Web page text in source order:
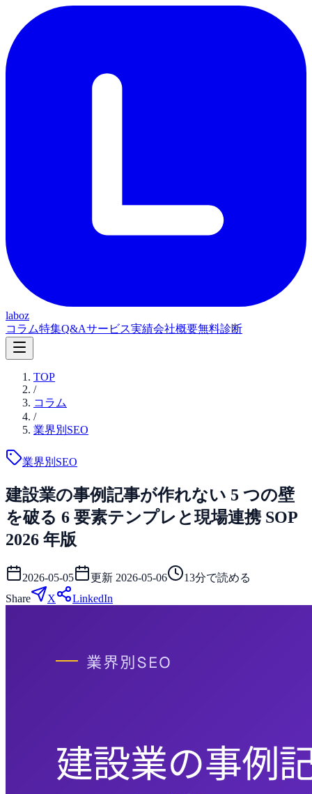
laboz
コラム特集Q&Aサービス実績会社概要無料診断
TOP
/
コラム
/
業界別SEO
業界別SEO
建設業の事例記事が作れない 5 つの壁
を破る 6 要素テンプレと現場連携 SOP
2026 年版
2026-05-05 更新 2026-05-06 13分で読める
Share
X LinkedIn